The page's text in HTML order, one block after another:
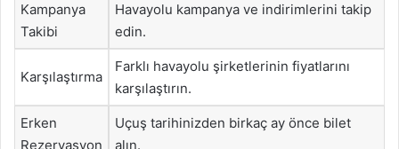
Kampanya
Takibi
Havayolu kampanya ve indirimlerini takip
edin.
Karşılaştırma
Farklı havayolu şirketlerinin fiyatlarını
karşılaştırın.
Erken
Rezervasyon
Uçuş tarihinizden birkaç ay önce bilet
alın.